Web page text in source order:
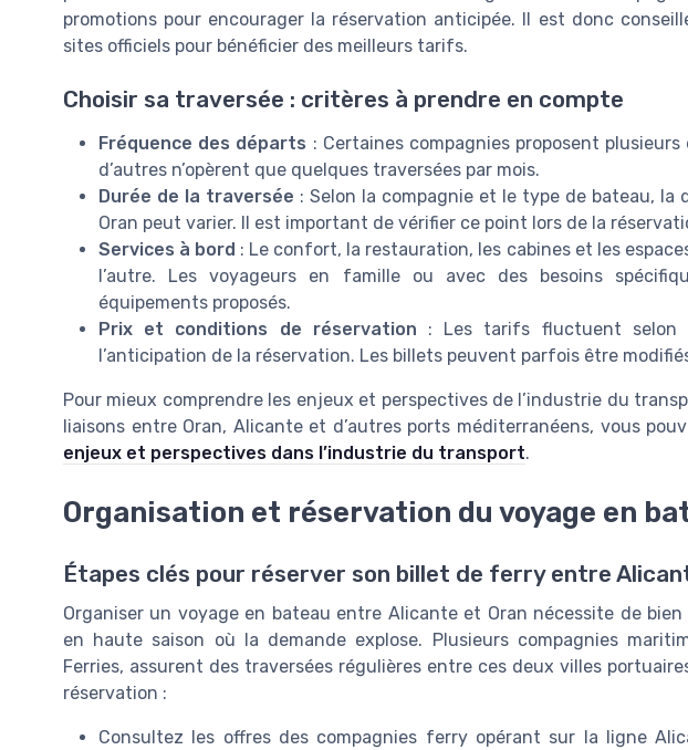
promotions pour encourager la réservation anticipée. Il est donc
sites officiels pour bénéficier des meilleurs tarifs.
Choisir sa traversée : critères à prendre en compte
Fréquence des départs : Certaines compagnies proposent
d’autres n’opèrent que quelques traversées par mois.
Durée de la traversée : Selon la compagnie et le type de bateau,
Oran peut varier. Il est important de vérifier ce point lors de la
Services à bord : Le confort, la restauration, les cabines et les
l’autre. Les voyageurs en famille ou avec des besoins
équipements proposés.
Prix et conditions de réservation : Les tarifs fluctuent selon
l’anticipation de la réservation. Les billets peuvent parfois être
Pour mieux comprendre les enjeux et perspectives de l’industrie du
liaisons entre Oran, Alicante et d’autres ports méditerranéens, vous
enjeux et perspectives dans l’industrie du transport.
Organisation et réservation du voyage en
Étapes clés pour réserver son billet de ferry entre
Organiser un voyage en bateau entre Alicante et Oran nécessite de
en haute saison où la demande explose. Plusieurs compagnies
Ferries, assurent des traversées régulières entre ces deux villes
réservation :
Consultez les offres des compagnies ferry opérant sur la ligne